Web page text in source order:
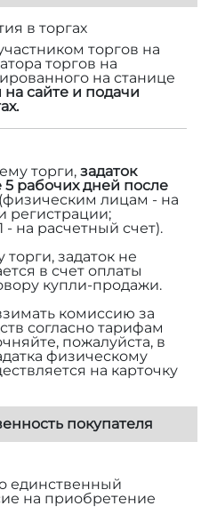
в торгах
торгов на
торгов на
на станице
сайте и подачи
торги, задаток
рабочих дней после
(физическим лицам - на
регистрации;
на расчетный счет).
задаток не
в счет оплаты
купли-продажи.
комиссию за
согласно тарифам
пожалуйста, в
физическому
на карточку
покупателя
единственный
на приобретение